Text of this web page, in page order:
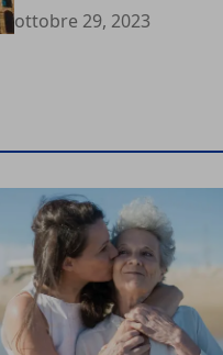
ottobre 29, 2023